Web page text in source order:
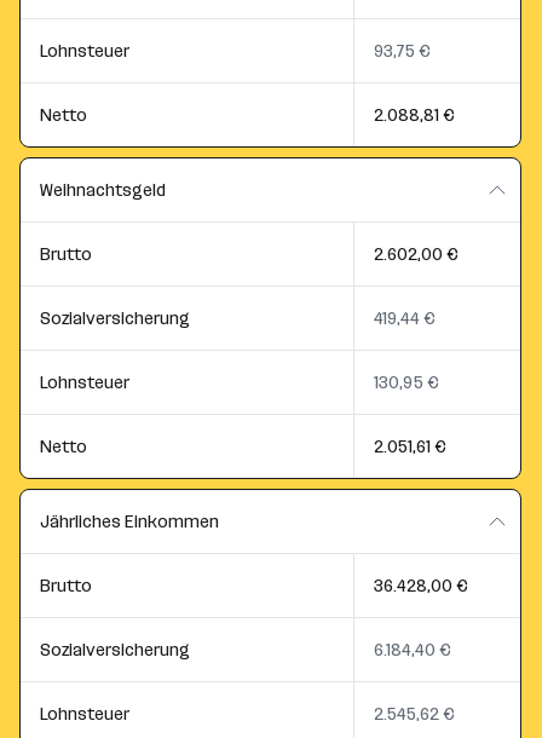
Lohnsteuer 93,75 €
Netto 2.088,81 €
Weihnachtsgeld
Brutto 2.602,00 €
Sozialversicherung 419,44 €
Lohnsteuer 130,95 €
Netto 2.051,61 €
Jährliches Einkommen
Brutto 36.428,00 €
Sozialversicherung 6.184,40 €
Lohnsteuer 2.545,62 €